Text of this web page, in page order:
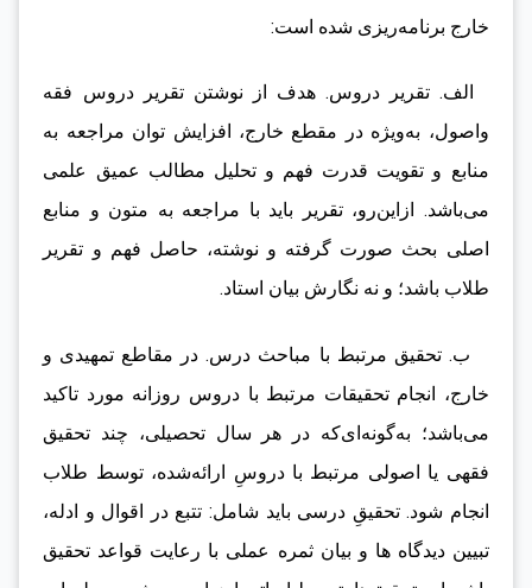
خارج برنامه‌ریزی شده است:
الف. تقریر دروس. هدف از نوشتن تقریر دروس فقه
واصول، به‌ویژه در مقطع خارج، افزایش توان مراجعه به
منابع و تقویت قدرت فهم و تحلیل مطالب عمیق علمی
می‌باشد. ازاین‌رو، تقریر باید با مراجعه به متون و منابع
اصلی بحث صورت گرفته و نوشته، حاصل فهم و تقریر
طلاب باشد؛ و نه نگارش بیان استاد.
ب. تحقیق مرتبط با مباحث درس. در مقاطع تمهیدی و
خارج، انجام تحقیقات مرتبط با دروس روزانه مورد تاکید
می‌باشد؛ به‌گونه‌ای‌که در هر سال تحصیلی، چند تحقیق
فقهی یا اصولی مرتبط با دروسِ ارائه‌شده، توسط طلاب
انجام شود. تحقیقِ درسی باید شامل: تتبع در اقوال و ادله،
تبیین دیدگاه ها و بیان ثمره عملی با رعایت قواعد تحقیق